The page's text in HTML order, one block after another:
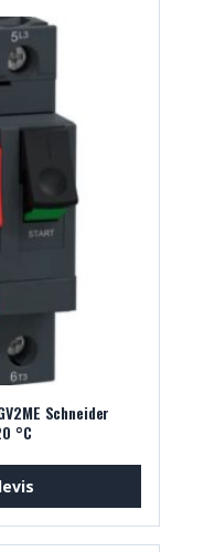
Schneider
°C